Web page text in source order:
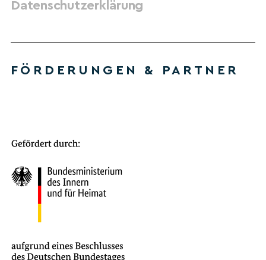
Datenschutzerklärung
FÖRDERUNGEN & PARTNER